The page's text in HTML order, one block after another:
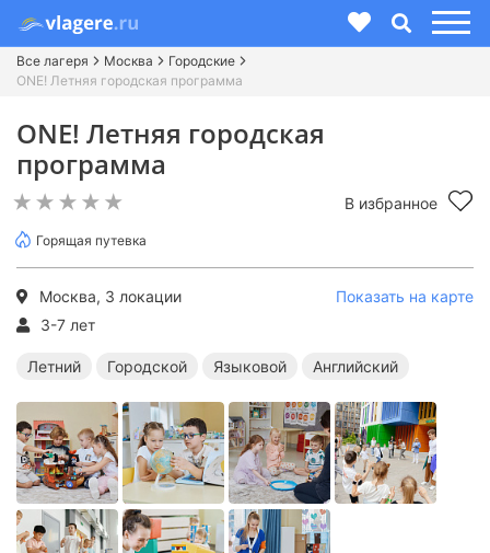
Все лагеря Москва
Городские
ONE! Летняя городская программа
ONE! Летняя городская
программа
В избранное
Горящая путевка
Москва, 3 локации
Показать на карте
3-7 лет
Летний Городской Языковой Английский